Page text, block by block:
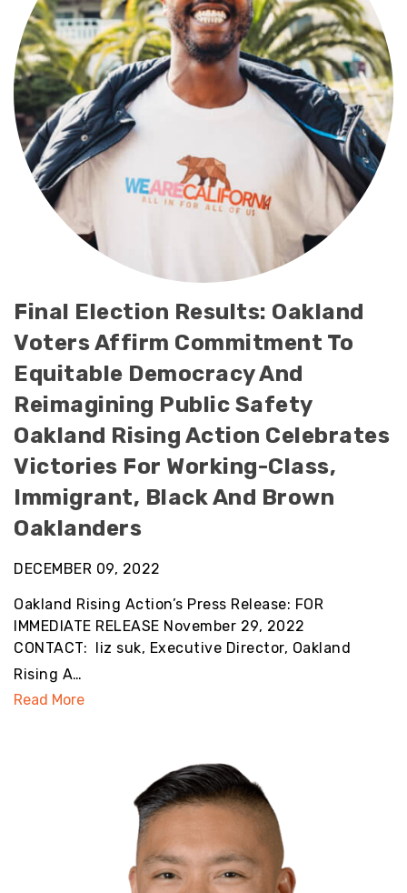
Final Election Results: Oakland
Voters Affirm Commitment To
Equitable Democracy And
Reimagining Public Safety
Oakland Rising Action Celebrates
Victories For Working-Class,
Immigrant, Black And Brown
Oaklanders
DECEMBER 09, 2022
Oakland Rising Action’s Press Release: FOR
IMMEDIATE RELEASE November 29, 2022
CONTACT: liz suk, Executive Director, Oakland
Rising A…
Read More